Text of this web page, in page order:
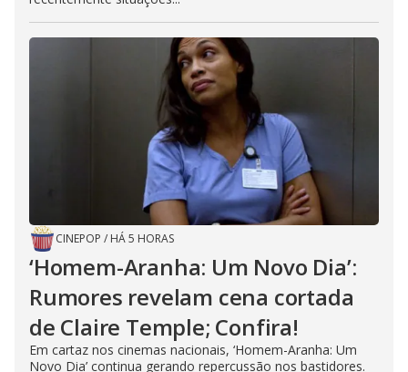
CINEPOP / HÁ 5 HORAS
‘Homem-Aranha: Um Novo Dia’:
Rumores revelam cena cortada
de Claire Temple; Confira!
Em cartaz nos cinemas nacionais, ‘Homem-Aranha: Um
Novo Dia’ continua gerando repercussão nos bastidores.